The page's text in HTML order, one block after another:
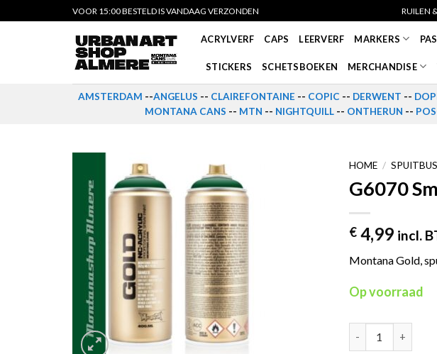
to
VOOR 15:00 BESTELD IS VANDAAG VERZONDEN RUILEN
ACRYLVERF CAPS LEERVERF MARKERS
STICKERS SCHETSBOEKEN MERCHANDISE
AMSTERDAM --ANGELUS -- CLAIREFONTAINE -- COPIC -- DERWENT --
MONTANA CANS -- MTN -- NIGHTQUILL -- ONTHERUN --
HOME /
G6070
€ 4,99 incl.
Montana Gold,
Op voorraad